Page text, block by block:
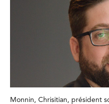
Monnin, Chrisitian, président